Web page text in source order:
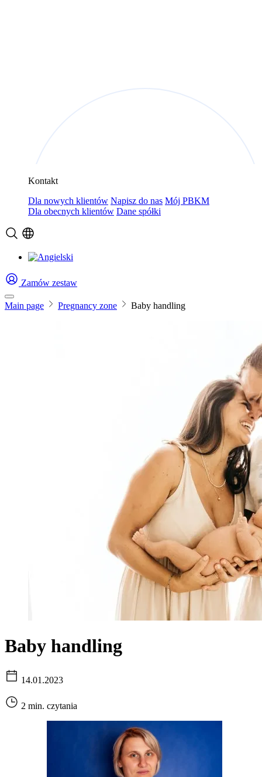
Kontakt
Dla nowych klientów Napisz do nas Mój PBKM
Dla obecnych klientów Dane spółki
Zamów zestaw
Main page Pregnancy zone Baby handling
Baby handling
14.01.2023
2 min. czytania